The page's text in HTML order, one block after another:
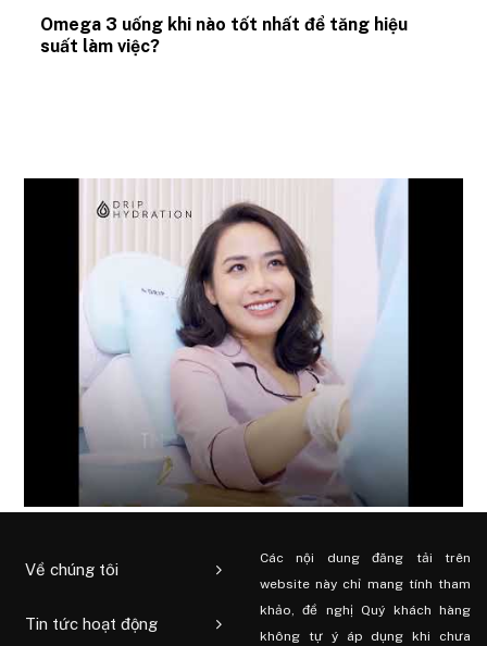
Omega 3 uống khi nào tốt nhất để tăng hiệu
suất làm việc?
Về chúng tôi
Tin tức hoạt động
Các nội dung đăng tải trên
website này chỉ mang tính tham
khảo, đề nghị Quý khách hàng
không tự ý áp dụng khi chưa